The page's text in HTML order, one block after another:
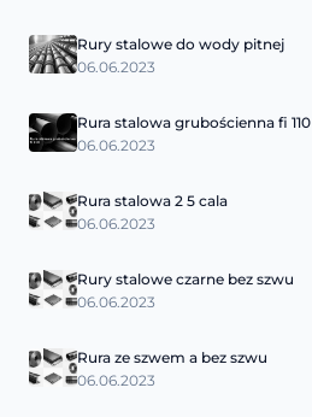
Rury stalowe do wody pitnej
06.06.2023
Rura stalowa grubościenna fi 110
06.06.2023
Rura stalowa 2 5 cala
06.06.2023
Rury stalowe czarne bez szwu
06.06.2023
Rura ze szwem a bez szwu
06.06.2023